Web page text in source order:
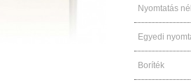
Nyomtatás
Egyedi
Boríték